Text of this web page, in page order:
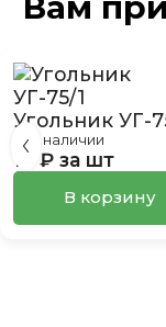
Угольник УГ-
в наличии
10 ₽ за шт
В корзину